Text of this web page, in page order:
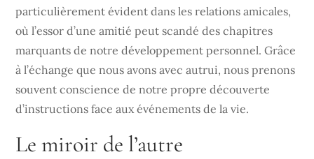
particulièrement évident dans les relations amicales,
où l’essor d’une amitié peut scandé des chapitres
marquants de notre développement personnel. Grâce
à l’échange que nous avons avec autrui, nous prenons
souvent conscience de notre propre découverte
d’instructions face aux événements de la vie.
Le miroir de l’autre